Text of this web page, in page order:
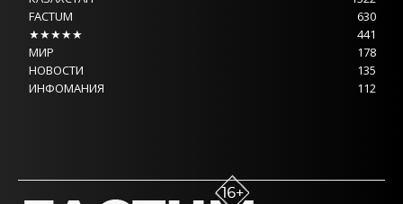
FACTUM
630
★★★★★
441
МИР
178
НОВОСТИ
135
ИНФОМАНИЯ
112